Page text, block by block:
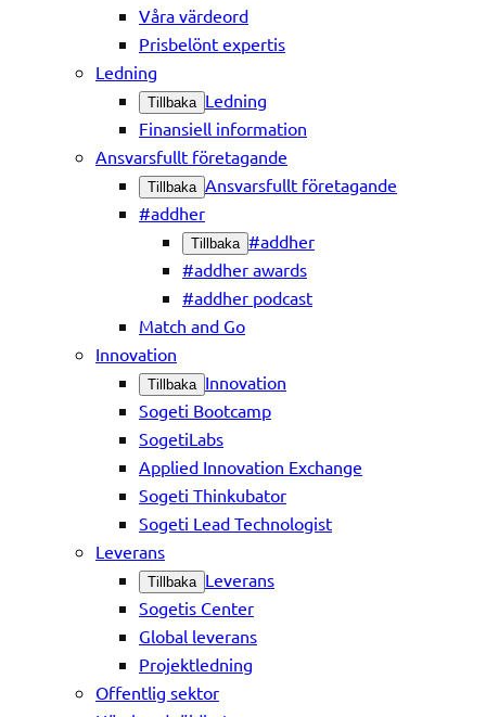
Våra värdeord
Prisbelönt expertis
Ledning
Tillbaka Ledning
Finansiell information
Ansvarsfullt företagande
Tillbaka Ansvarsfullt företagande
#addher
Tillbaka #addher
#addher awards
#addher podcast
Match and Go
Innovation
Tillbaka Innovation
Sogeti Bootcamp
SogetiLabs
Applied Innovation Exchange
Sogeti Thinkubator
Sogeti Lead Technologist
Leverans
Tillbaka Leverans
Sogetis Center
Global leverans
Projektledning
Offentlig sektor